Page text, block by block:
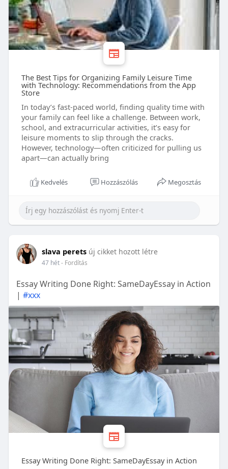
The Best Tips for Organizing Family Leisure Time
with Technology: Recommendations from the App
Store
In today’s fast-paced world, finding quality time with
your family can feel like a challenge. Between work,
school, and extracurricular activities, it’s easy for
leisure moments to slip through the cracks.
However, technology—often criticized for pulling us
apart—can actually bring
Kedvelés Hozzászólás Megosztás
slava perets új cikket hozott létre
47 hét- Fordítás
Essay Writing Done Right: SameDayEssay in Action
| #ххх
Essay Writing Done Right: SameDayEssay in Action